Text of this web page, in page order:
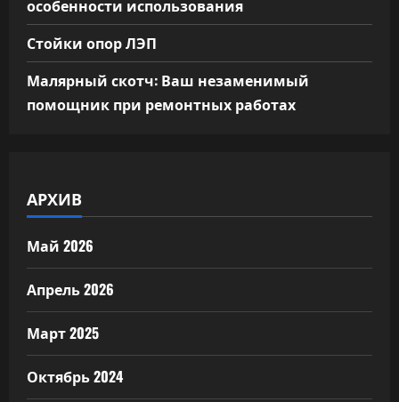
особенности использования
Стойки опор ЛЭП
Малярный скотч: Ваш незаменимый
помощник при ремонтных работах
АРХИВ
Май 2026
Апрель 2026
Март 2025
Октябрь 2024